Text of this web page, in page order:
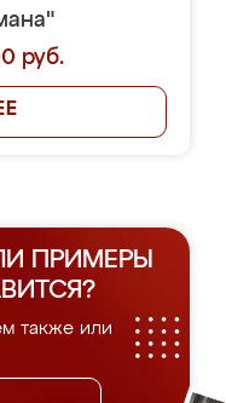
руб.
ПРИМЕРЫ
также или